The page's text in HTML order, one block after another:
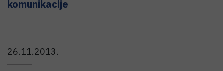
komunikacije
26.11.2013.